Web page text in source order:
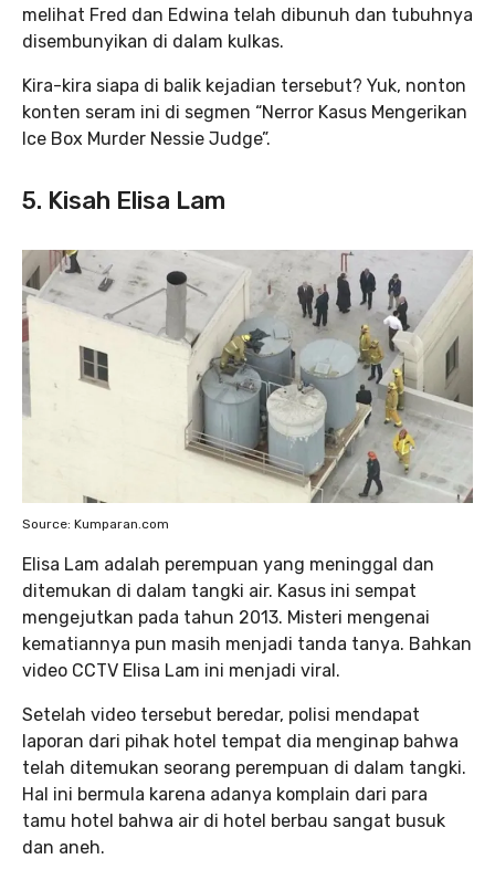
melihat Fred dan Edwina telah dibunuh dan tubuhnya
disembunyikan di dalam kulkas.
Kira-kira siapa di balik kejadian tersebut? Yuk, nonton
konten seram ini di segmen “Nerror Kasus Mengerikan
Ice Box Murder Nessie Judge”.
5. Kisah Elisa Lam
Source: Kumparan.com
Elisa Lam adalah perempuan yang meninggal dan
ditemukan di dalam tangki air. Kasus ini sempat
mengejutkan pada tahun 2013. Misteri mengenai
kematiannya pun masih menjadi tanda tanya. Bahkan
video CCTV Elisa Lam ini menjadi viral.
Setelah video tersebut beredar, polisi mendapat
laporan dari pihak hotel tempat dia menginap bahwa
telah ditemukan seorang perempuan di dalam tangki.
Hal ini bermula karena adanya komplain dari para
tamu hotel bahwa air di hotel berbau sangat busuk
dan aneh.